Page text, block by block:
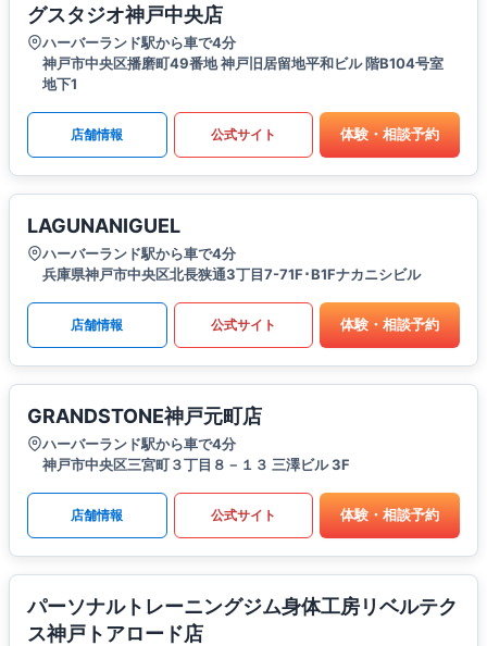
グスタジオ神戸中央店
ハーバーランド駅から車で4分
神戸市中央区播磨町49番地 神戸旧居留地平和ビル 階B104号室
地下1
店舗情報 公式サイト 体験・相談予約
LAGUNANIGUEL
ハーバーランド駅から車で4分
兵庫県神戸市中央区北長狭通3丁目7-71F･B1Fナカニシビル
店舗情報 公式サイト 体験・相談予約
GRANDSTONE神戸元町店
ハーバーランド駅から車で4分
神戸市中央区三宮町３丁目８－１３ 三澤ビル 3F
店舗情報 公式サイト 体験・相談予約
パーソナルトレーニングジム身体工房リベルテク
ス神戸トアロード店